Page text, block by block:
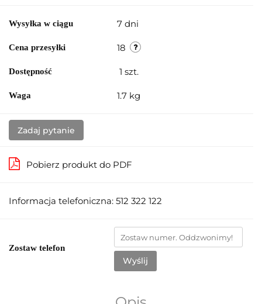
Wysyłka w ciągu 7 dni
Cena przesyłki 18
Dostępność 1 szt.
Waga 1.7 kg
Zadaj pytanie
Pobierz produkt do PDF
Informacja telefoniczna: 512 322 122
Zostaw telefon
Wyślij